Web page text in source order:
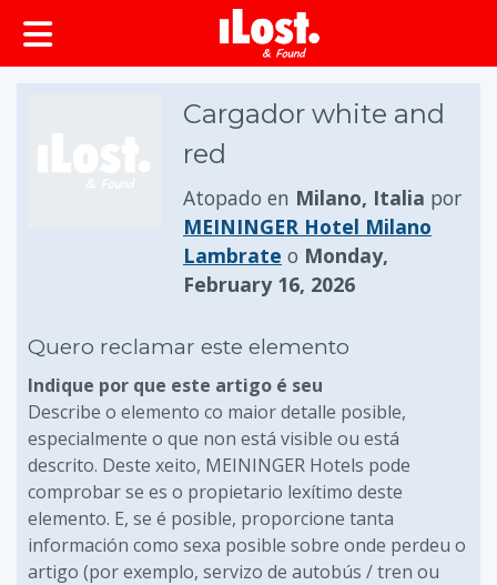
Cargador white and
red
Atopado en Milano, Italia por
MEININGER Hotel Milano
Lambrate o Monday,
February 16, 2026
Quero reclamar este elemento
Indique por que este artigo é seu
Describe o elemento co maior detalle posible,
especialmente o que non está visible ou está
descrito. Deste xeito, MEININGER Hotels pode
comprobar se es o propietario lexítimo deste
elemento. E, se é posible, proporcione tanta
información como sexa posible sobre onde perdeu o
artigo (por exemplo, servizo de autobús / tren ou